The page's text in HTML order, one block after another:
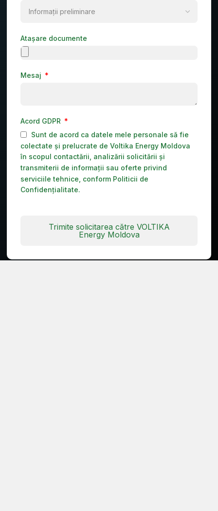
Atașare documente
Mesaj
Acord GDPR
Sunt de acord ca datele mele personale să fie
colectate și prelucrate de Voltika Energy Moldova
în scopul contactării, analizării solicitării și
transmiterii de informații sau oferte privind
serviciile tehnice, conform Politicii de
Confidențialitate.
Trimite solicitarea către VOLTIKA
Energy Moldova